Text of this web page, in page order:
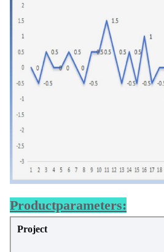
Productparameters:
Project